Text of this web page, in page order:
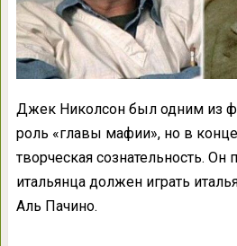
Джек Николсон был одним из
роль «главы мафии», но в
творческая сознательность.
итальянца должен играть
Аль Пачино.